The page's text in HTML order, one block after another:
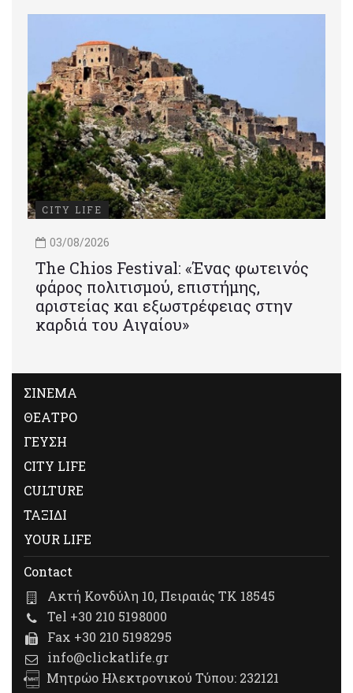
CITY LIFE
03/08/2026
Τhe Chios Festival: «Ένας φωτεινός
φάρος πολιτισμού, επιστήμης,
αριστείας και εξωστρέφειας στην
καρδιά του Αιγαίου»
ΣΙΝΕΜΑ
ΘΕΑΤΡΟ
ΓΕΥΣΗ
CITY LIFE
CULTURE
ΤΑΞΙΔΙ
YOUR LIFE
Contact
Ακτή Κονδύλη 10, Πειραιάς ΤΚ 18545
Tel +30 210 5198000
Fax +30 210 5198295
info@clickatlife.gr
Μητρώο Ηλεκτρονικού Τύπου: 232121